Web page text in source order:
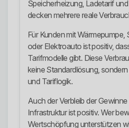
Speicherheizung, Ladetarif
decken mehrere reale
Für Kunden mit Wärmepumpe,
oder Elektroauto ist positiv,
Tarifmodelle gibt. Diese
keine Standardlösung,
und Tariflogik.
Auch der Verbleib der
Infrastruktur ist positiv. Wer
Wertschöpfung unterstützen